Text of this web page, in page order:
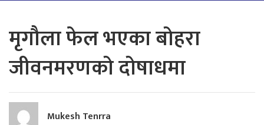
मृगौला फेल भएका बोहरा
जीवनमरणको दोषाधमा
Mukesh Tenrra